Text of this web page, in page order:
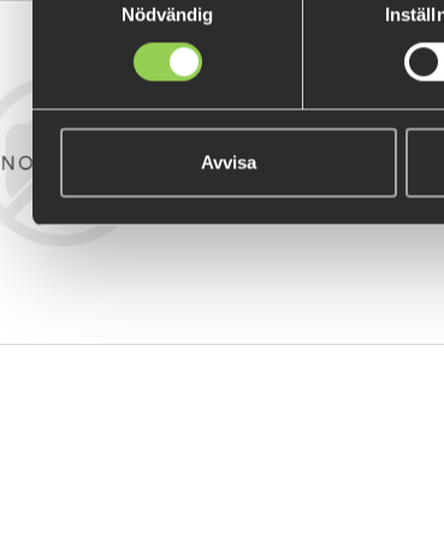
Nödvändig
Avvisa